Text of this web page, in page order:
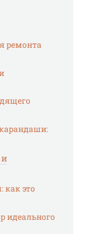
ремонта
как это
идеального